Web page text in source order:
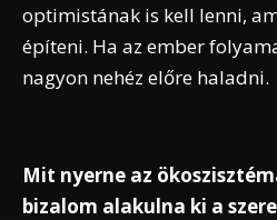
optimistának is kell lenni,
építeni. Ha az ember
nagyon nehéz előre haladni.
Mit nyerne az
bizalom alakulna ki a